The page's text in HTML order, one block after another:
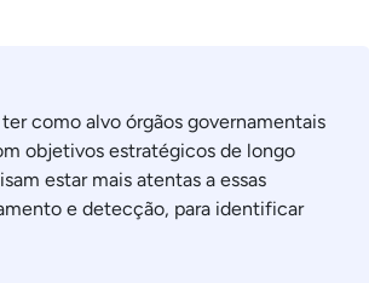
como alvo órgãos governamentais
objetivos estratégicos de longo
estar mais atentas a essas
e detecção, para identificar